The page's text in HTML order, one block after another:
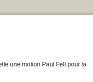
Utilisez les champs ci-dessous
une motion Paul Fell pour la